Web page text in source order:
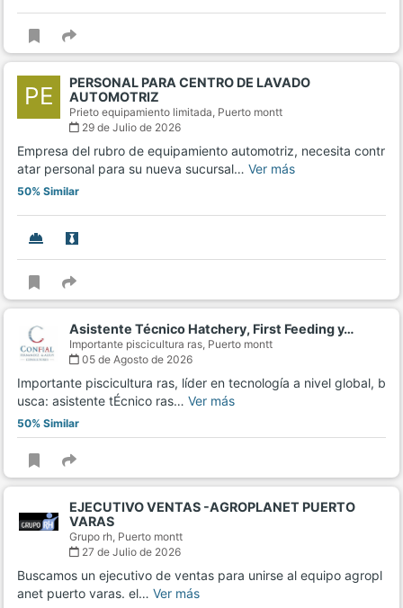
PE
PERSONAL PARA CENTRO DE LAVADO
AUTOMOTRIZ
Prieto equipamiento limitada, Puerto montt
29 de Julio de 2026
Empresa del rubro de equipamiento automotriz, necesita contr
atar personal para su nueva sucursal… Ver más
50% Similar
Asistente Técnico Hatchery, First Feeding y…
Importante piscicultura ras, Puerto montt
05 de Agosto de 2026
Importante piscicultura ras, líder en tecnología a nivel global, b
usca: asistente tÉcnico ras… Ver más
50% Similar
EJECUTIVO VENTAS -AGROPLANET PUERTO
VARAS
Grupo rh, Puerto montt
27 de Julio de 2026
Buscamos un ejecutivo de ventas para unirse al equipo agropl
anet puerto varas. el… Ver más